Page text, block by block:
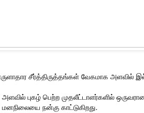
சீர்த்திருத்தங்கள் வேகமாக அளவில்
புகழ் பெற்ற முதலீட்டாளர்களில்
நன்கு காட்டுகிறது.